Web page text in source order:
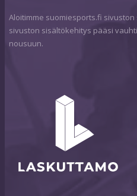
Aloitimme suomiesports.fi
sivuston sisältökehitys pääsi
nousuun.